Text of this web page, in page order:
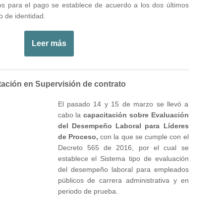
para el pago se establece de acuerdo a los dos últimos
de identidad.
Leer más
en Supervisión de contrato
El pasado 14 y 15 de marzo se llevó a
cabo la capacitación sobre Evaluación
del Desempeño Laboral para Líderes
de Proceso, con la que se cumple con el
Decreto 565 de 2016, por el cual se
establece el Sistema tipo de evaluación
del desempeño laboral para empleados
públicos de carrera administrativa y en
periodo de prueba.